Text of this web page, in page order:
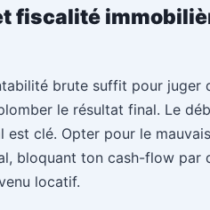
fiscalité
brute suffit pour juger
le résultat final. Le
clé. Opter pour le
bloquant ton cash-flow par
locatif.